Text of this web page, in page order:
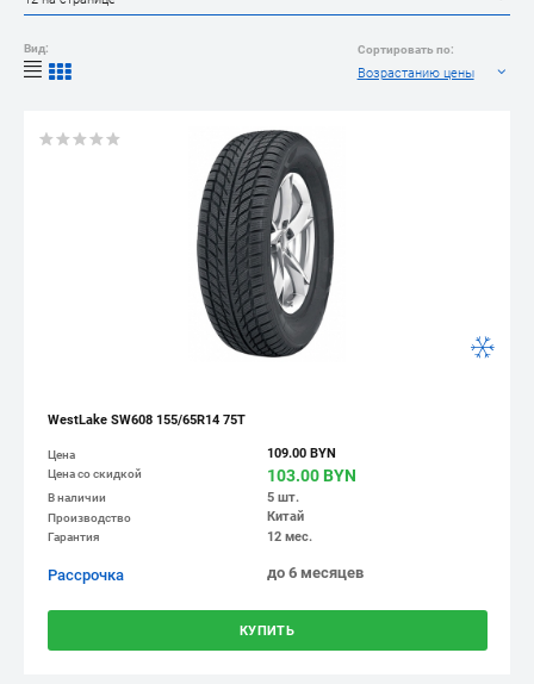
Вид: Сортировать по:
Возрастанию цены
WestLake SW608 155/65R14 75T
Цена 109.00 BYN
Цена со скидкой 103.00 BYN
В наличии 5 шт.
Производство Китай
Гарантия 12 мес.
Рассрочка до 6 месяцев
КУПИТЬ